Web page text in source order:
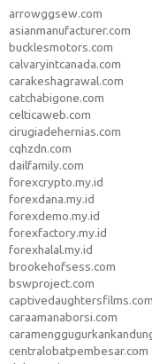
arrowggsew.com
asianmanufacturer.com
bucklesmotors.com
calvaryintcanada.com
carakeshagrawal.com
catchabigone.com
celticaweb.com
cirugiadehernias.com
cqhzdn.com
dailfamily.com
forexcrypto.my.id
forexdana.my.id
forexdemo.my.id
forexfactory.my.id
forexhalal.my.id
brookehofsess.com
bswproject.com
captivedaughtersfilms.com
caraamanaborsi.com
centralobatpembesar.com